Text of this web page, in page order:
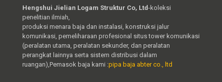
Hengshui Jielian Logam Struktur Co, Ltd-koleksi
penelitian ilmiah,
produksi menara baja dan instalasi, konstruksi jalur
komunikasi, pemeliharaan profesional situs tower komunikasi
(peralatan utama, peralatan sekunder, dan peralatan
perangkat lainnya serta sistem distribusi dalam
ruangan),Pemasok baja kami :pipa baja abter co., ltd